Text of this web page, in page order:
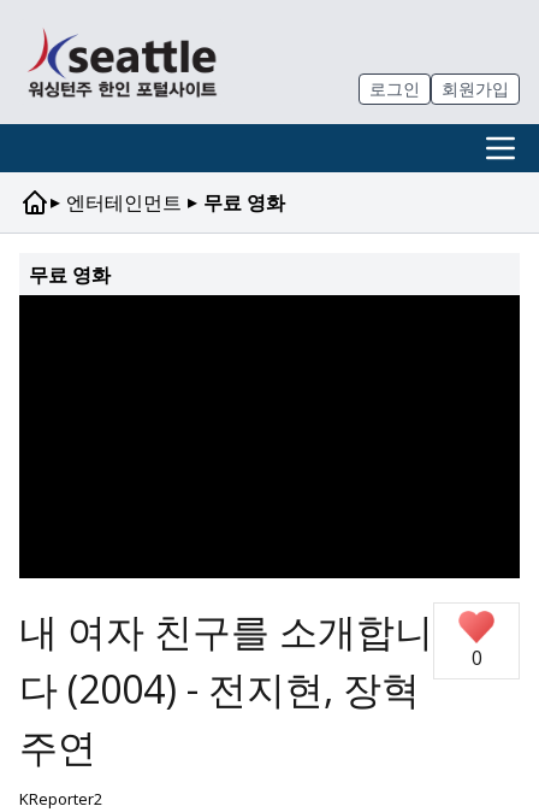
로그인 회원가입
▸ 엔터테인먼트 ▸ 무료 영화
무료 영화
내 여자 친구를 소개합니
다 (2004) - 전지현, 장혁
주연
KReporter2
0